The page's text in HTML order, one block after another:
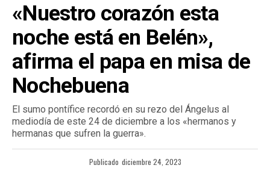
«Nuestro corazón esta
noche está en Belén»,
afirma el papa en misa de
Nochebuena
El sumo pontífice recordó en su rezo del Ángelus al
mediodía de este 24 de diciembre a los «hermanos y
hermanas que sufren la guerra».
Publicado diciembre 24, 2023